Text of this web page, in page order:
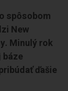
spôsobom
New
Minulý rok
ďašie